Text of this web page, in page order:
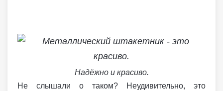
Надёжно и красиво.
Не слышали о таком? Неудивительно, это